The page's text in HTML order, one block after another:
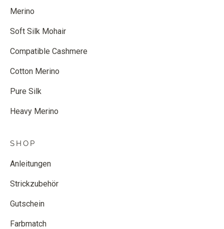
Merino
Soft Silk Mohair
Compatible Cashmere
Cotton Merino
Pure Silk
Heavy Merino
SHOP
Anleitungen
Strickzubehör
Gutschein
Farbmatch